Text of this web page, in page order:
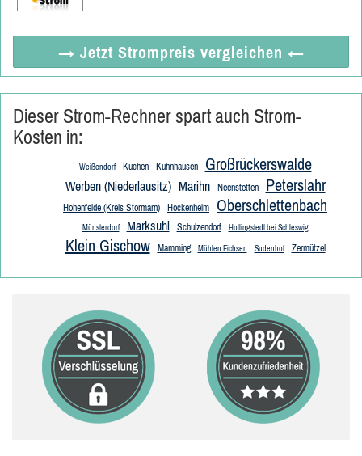
→ Jetzt Strompreis vergleichen ←
Dieser Strom-Rechner spart auch Strom-
Kosten in:
Weißendorf Kuchen Kühnhausen Großrückerswalde
Werben (Niederlausitz) Marihn Neenstetten Peterslahr
Hohenfelde (Kreis Stormarn) Hockenheim Oberschlettenbach
Münsterdorf Marksuhl Schulzendorf Hollingstedt bei Schleswig
Klein Gischow Mamming Mühlen Eichsen Sudenhof Zermützel